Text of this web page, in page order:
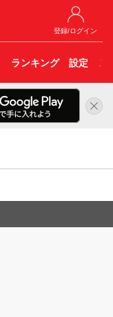
登録/ログイン
ランキング 設定 こ